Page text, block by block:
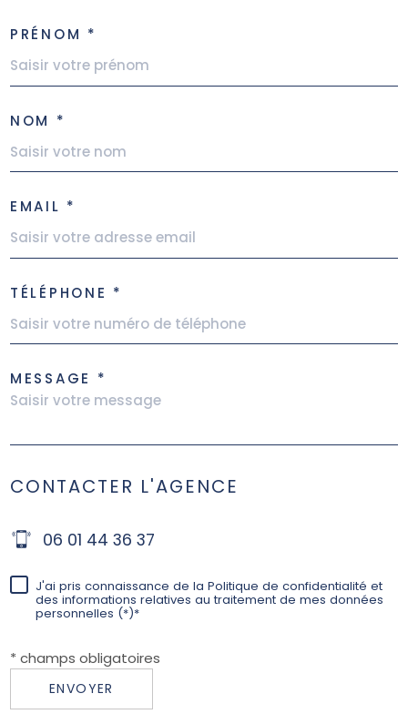
PRÉNOM *
NOM *
EMAIL *
TÉLÉPHONE *
MESSAGE *
CONTACTER L'AGENCE
06 01 44 36 37
J'ai pris connaissance de la Politique de confidentialité et
des informations relatives au traitement de mes données
personnelles (*)*
* champs obligatoires
ENVOYER